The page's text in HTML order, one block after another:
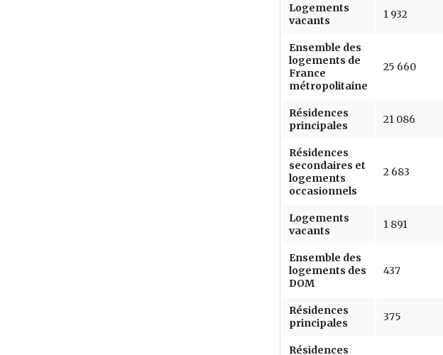
Logements
vacants
1 932
Ensemble des
logements de
France
métropolitaine
25 660
Résidences
principales
21 086
Résidences
secondaires et
logements
occasionnels
2 683
Logements
vacants
1 891
Ensemble des
logements des
DOM
437
Résidences
principales
375
Résidences